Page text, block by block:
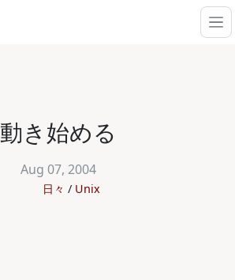
動き始める
Aug 07, 2004
日々 Unix